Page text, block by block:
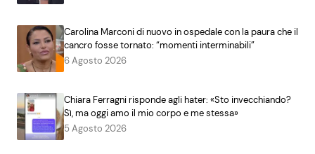
Carolina Marconi di nuovo in ospedale con la paura che il
cancro fosse tornato: “momenti interminabili”
6 Agosto 2026
Chiara Ferragni risponde agli hater: «Sto invecchiando?
Sì, ma oggi amo il mio corpo e me stessa»
5 Agosto 2026